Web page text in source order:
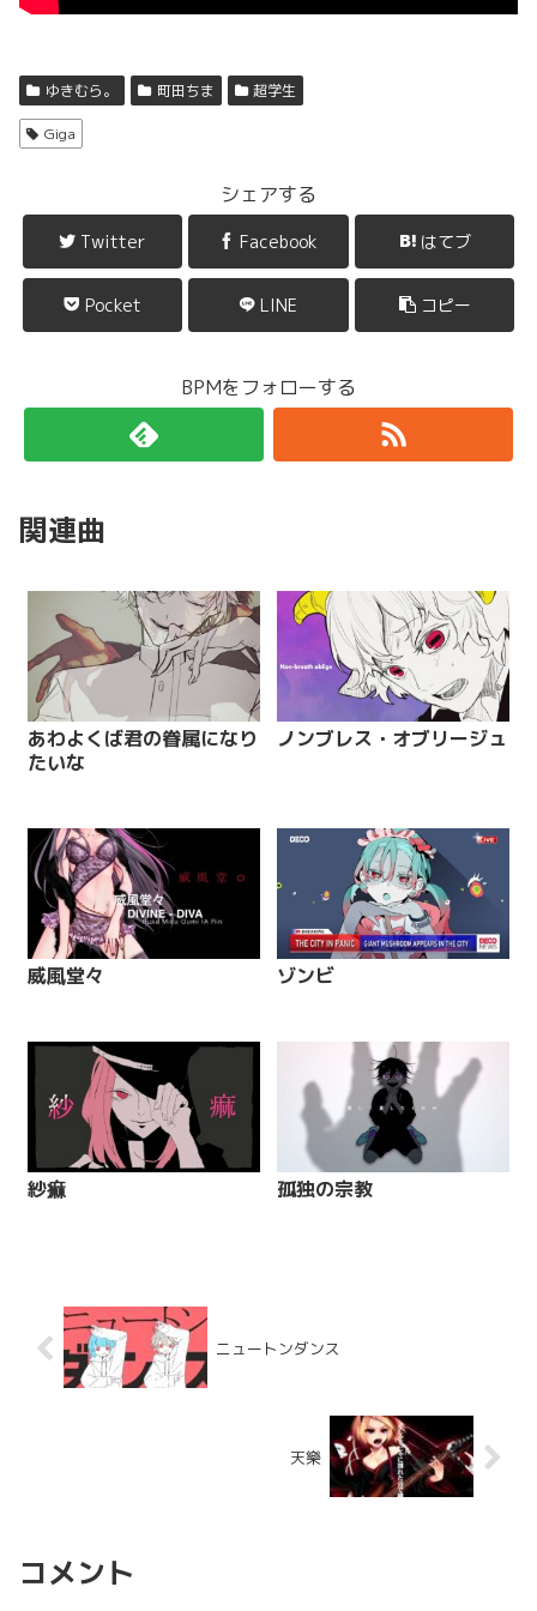
ゆきむら。 町田ちま 超学生
Giga
シェアする
Twitter Facebook はてブ
Pocket LINE コピー
BPMをフォローする
関連曲
あわよくば君の眷属になり
たいな
ノンブレス・オブリージュ
威風堂々 ゾンビ
紗痲 孤独の宗教
ニュートンダンス
天樂
コメント